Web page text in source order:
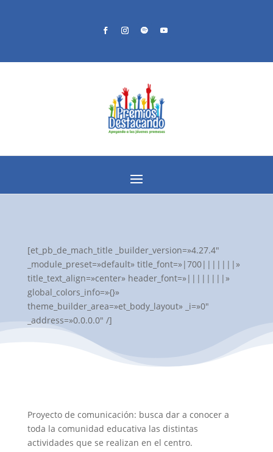
[et_pb_de_mach_title _builder_version=»4.27.4″
_module_preset=»default» title_font=»|700|||||||»
title_text_align=»center» header_font=»||||||||»
global_colors_info=»{}»
theme_builder_area=»et_body_layout» _i=»0″
_address=»0.0.0.0″ /]
Proyecto de comunicación: busca dar a conocer a
toda la comunidad educativa las distintas
actividades que se realizan en el centro.